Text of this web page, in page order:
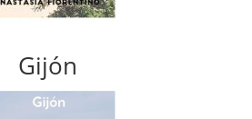
Gijón